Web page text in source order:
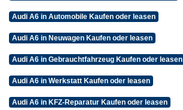
Audi A6 in Automobile Kaufen oder leasen
Audi A6 in Neuwagen Kaufen oder leasen
Audi A6 in Gebrauchtfahrzeug Kaufen oder leasen
Audi A6 in Werkstatt Kaufen oder leasen
Audi A6 in KFZ-Reparatur Kaufen oder leasen